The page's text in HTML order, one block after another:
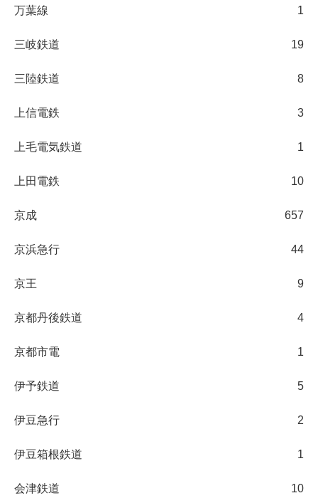
万葉線 1
三岐鉄道 19
三陸鉄道 8
上信電鉄 3
上毛電気鉄道 1
上田電鉄 10
京成 657
京浜急行 44
京王 9
京都丹後鉄道 4
京都市電 1
伊予鉄道 5
伊豆急行 2
伊豆箱根鉄道 1
会津鉄道 10